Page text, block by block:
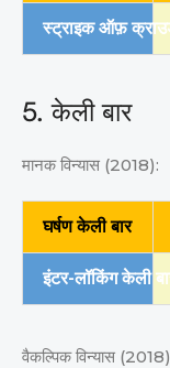
स्ट्राइक ऑफ़
5. केली बार
मानक विन्यास (2018):
घर्षण केली बार
इंटर-लॉकिंग केली
वैकल्पिक विन्यास